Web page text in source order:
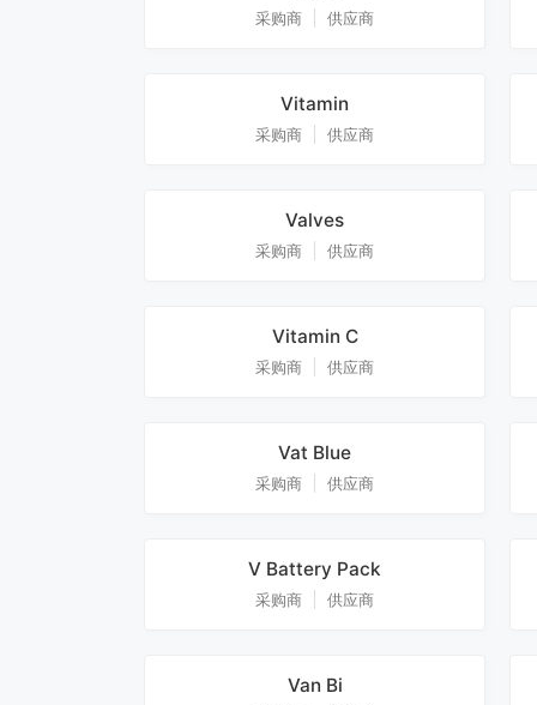
采购商 供应商
Vitamin
采购商 供应商
Valves
采购商 供应商
Vitamin C
采购商 供应商
Vat Blue
采购商 供应商
V Battery Pack
采购商 供应商
Van Bi